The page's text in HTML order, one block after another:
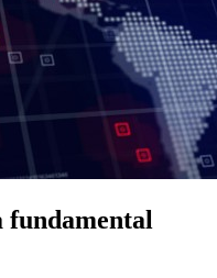
fundamental